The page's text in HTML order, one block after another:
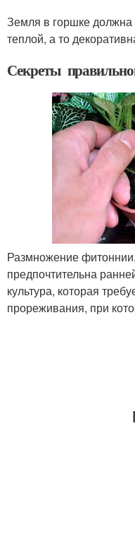
Земля в горшке
теплой, а то
Секреты
Размножение
предпочтительна
культура, которая
прореживания, при